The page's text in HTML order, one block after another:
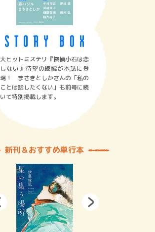
大ヒットミステリ『探偵小石は恋
しない』待望の続編が本誌に登
場！ まさきとしかさんの「私の
ことは話したくない」も前号に続
いて特別掲載します。
新刊＆おすすめ単行本